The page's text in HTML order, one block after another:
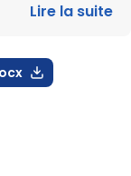
Lire la suite